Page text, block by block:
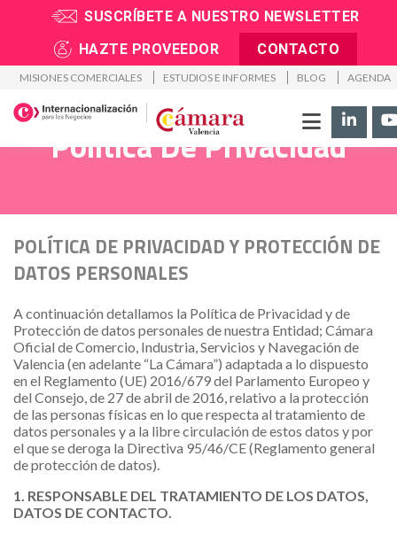
SUSCRÍBETE A NUESTRO NEWSLETTER
HAZTE PROVEEDOR
CONTACTO
MISIONES COMERCIALES ESTUDIOS E INFORMES BLOG AGENDA
Política de Privacidad
Política De Privacidad
​POLÍTICA DE PRIVACIDAD Y PROTECCIÓN DE
DATOS PERSONALES
A continuación detallamos la Política de Privacidad y de
Protección de datos personales de nuestra Entidad; Cámara
Oficial de Comercio, Industria, Servicios y Navegación de
Valencia (en adelante “La Cámara”) adaptada a lo dispuesto
en el Reglamento (UE) 2016/679 del Parlamento Europeo y
del Consejo, de 27 de abril de 2016, relativo a la protección
de las personas físicas en lo que respecta al tratamiento de
datos personales y a la libre circulación de estos datos y por
el que se deroga la Directiva 95/46/CE (Reglamento general
de protección de datos).
1. RESPONSABLE DEL TRATAMIENTO DE LOS DATOS,
DATOS DE CONTACTO.